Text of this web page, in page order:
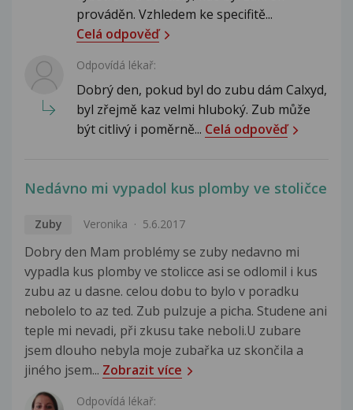
prováděn. Vzhledem ke specifitě...
Celá odpověď
Odpovídá lékař:
Dobrý den, pokud byl do zubu dám Calxyd,
byl zřejmě kaz velmi hluboký. Zub může
být citlivý i poměrně... Celá odpověď
Nedávno mi vypadol kus plomby ve stoličce
Zuby Veronika 5.6.2017
Dobry den Mam problémy se zuby nedavno mi
vypadla kus plomby ve stolicce asi se odlomil i kus
zubu az u dasne. celou dobu to bylo v poradku
nebolelo to az ted. Zub pulzuje a picha. Studene ani
teple mi nevadi, při zkusu take neboli.U zubare
jsem dlouho nebyla moje zubařka uz skončila a
jiného jsem... Zobrazit více
Odpovídá lékař: